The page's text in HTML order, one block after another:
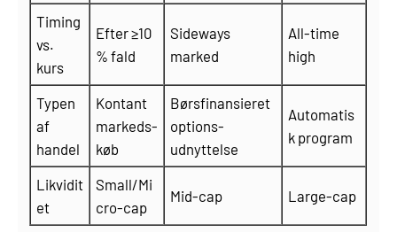
Timing
vs.
kurs
Efter ≥10
% fald
Sideways
marked
All-time
high
Typen
af
handel
Kontant
markeds­
køb
Børsfinansieret
options­
udnyttelse
Automatis
k program
Likvidit
et
Small/Mi
cro-cap
Mid-cap Large-cap